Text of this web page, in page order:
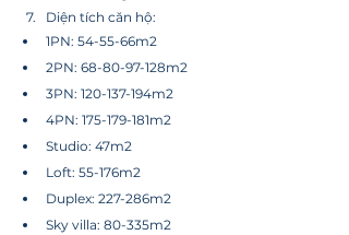
Diện tích căn hộ:
1PN: 54-55-66m2
2PN: 68-80-97-128m2
3PN: 120-137-194m2
4PN: 175-179-181m2
Studio: 47m2
Loft: 55-176m2
Duplex: 227-286m2
Sky villa: 80-335m2